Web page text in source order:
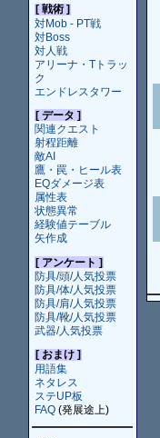
[ 戦術 ]
対Mob - PT戦
対Boss
対人戦
アリーナ・Tトラッ
ク
エンドレスタワー
[ データ ]
関連クエスト
射程距離
敵AI
鷹・罠・ヒール表
EQダメージ表
属性表
状態異常
経験値テーブル
矢作成
[ アンケート ]
防具/頭/人気投票
防具/体/人気投票
防具/肩/人気投票
防具/靴/人気投票
武器/人気投票
[ おまけ ]
用語集
ネタレス
ステUP板
FAQ(発展途上)